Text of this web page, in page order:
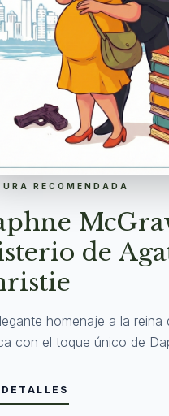
RECOMENDADA
de
homenaje a la reina
con el toque único de